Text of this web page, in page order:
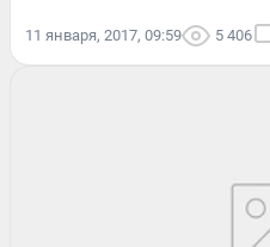
11 января, 2017, 09:59 5 406